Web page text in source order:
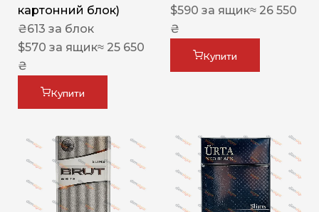
картонний блок)
₴613 за блок
$570 за ящик≈ 25 650
₴
Купити
$590 за ящик≈ 26 550
₴
Купити